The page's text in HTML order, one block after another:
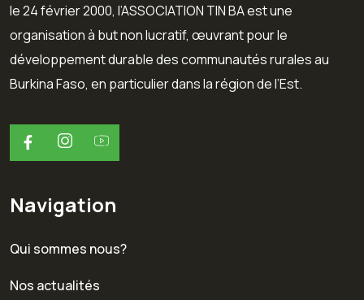
le 24 février 2000, l’ASSOCIATION TIN BA est une
organisation à but non lucratif, œuvrant pour le
développement durable des communautés rurales au
Burkina Faso, en particulier dans la région de l’Est.
Navigation
Qui sommes nous?
Nos actualités